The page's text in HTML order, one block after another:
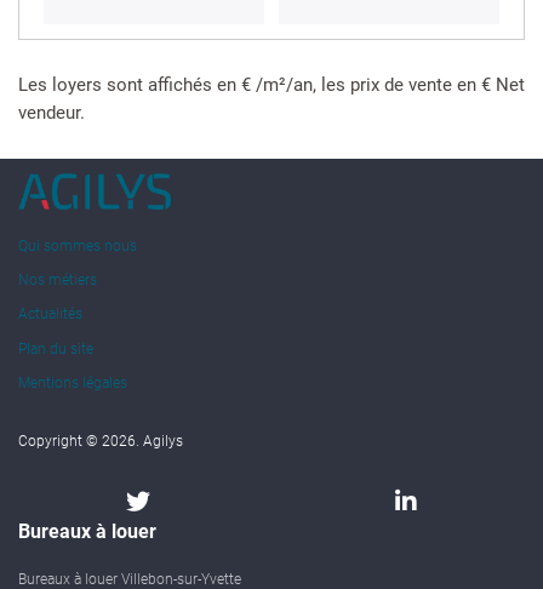
Les loyers sont affichés en € /m²/an, les prix de vente en € Net
vendeur.
Qui sommes nous
Nos métiers
Actualités
Plan du site
Mentions légales
Copyright © 2026. Agilys
Bureaux à louer
Bureaux à louer Villebon-sur-Yvette